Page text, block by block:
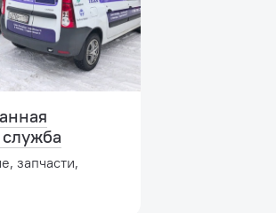
запчасти,